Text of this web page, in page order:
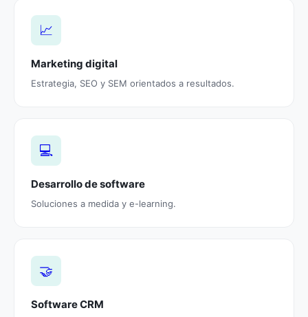
📈
Marketing digital
Estrategia, SEO y SEM orientados a resultados.
💻
Desarrollo de software
Soluciones a medida y e-learning.
🤝
Software CRM